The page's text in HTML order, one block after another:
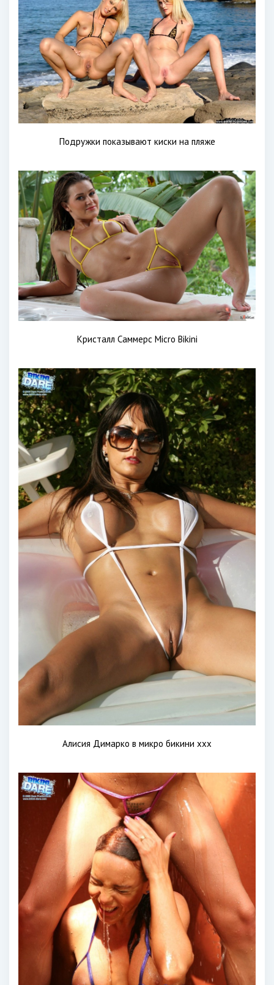
Подружки показывают киски на пляже
Кристалл Саммерс Micro Bikini
Алисия Димарко в микро бикини xxx